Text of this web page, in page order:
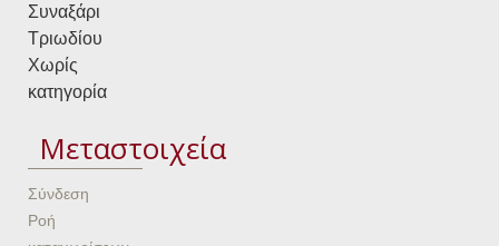
Συναξάρι
Τριωδίου
Χωρίς
κατηγορία
Μεταστοιχεία
Σύνδεση
Ροή